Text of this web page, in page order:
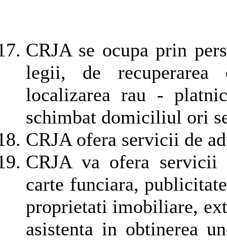
CRJA se ocupa prin
legii, de recuperarea
localizarea rau -
schimbat domiciliul ori
CRJA ofera servicii de
CRJA va ofera servicii
carte funciara,
proprietati imobiliare,
asistenta in obtinerea